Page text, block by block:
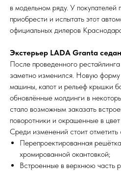
в модельном ряду. У покупателей
приобрести и испытать этот
официальных дилеров
Экстерьер LADA Granta седан
После проведенного
заметно изменился. Новую
машины, капот и рельеф крышки
обновлённые молдинги в
стало возможным заказать
поворотники и окрашенные в цвет
Среди изменений стоит
Перепроектированная
хромированной окантовкой;
Встроенные в верхнюю часть